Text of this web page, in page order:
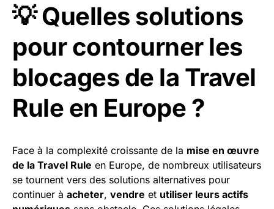
💡 Quelles solutions
pour contourner les
blocages de la Travel
Rule en Europe ?
Face à la complexité croissante de la mise en œuvre
de la Travel Rule en Europe, de nombreux utilisateurs
se tournent vers des solutions alternatives pour
continuer à acheter, vendre et utiliser leurs actifs